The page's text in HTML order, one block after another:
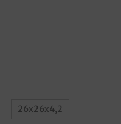
26x26x4,2